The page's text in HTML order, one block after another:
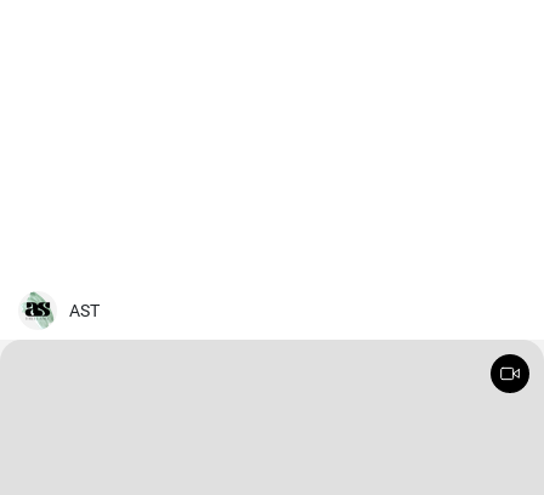
AST